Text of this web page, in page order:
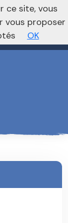
le site national
ce site, vous
vous proposer
OK